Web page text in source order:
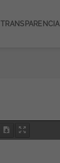
TRANSPARENCIA